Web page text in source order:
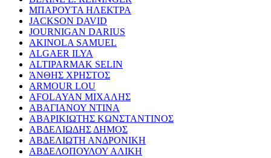
ΜΠΑΡΟΥΤΑ ΗΛΕΚΤΡΑ
JACKSON DAVID
JOURNIGAN DARIUS
AKINOLA SAMUEL
ALGAER ILYA
ALTIPARMAK SELIN
ΆΝΘΗΣ ΧΡΗΣΤΟΣ
ARMOUR LOU
AFOLAYAN ΜΙΧΑΛΗΣ
ΑΒΑΓΙΑΝΟΥ ΝΤΙΝΑ
ΑΒΑΡΙΚΙΩΤΗΣ ΚΩΝΣΤΑΝΤΙΝΟΣ
ΑΒΔΕΛΙΩΔΗΣ ΔΗΜΟΣ
ΑΒΔΕΛΙΩΤΗ ΑΝΔΡΟΝΙΚΗ
ΑΒΔΕΛΟΠΟΥΛΟΥ ΑΛΙΚΗ